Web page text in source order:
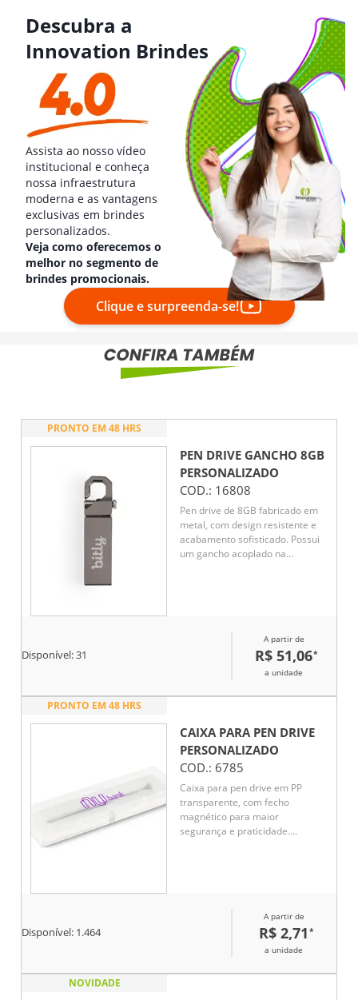
Descubra a
Innovation Brindes
Assista ao nosso vídeo
institucional e conheça
nossa infraestrutura
moderna e as vantagens
exclusivas em brindes
personalizados.
Veja como oferecemos o
melhor no segmento de
brindes promocionais.
Clique e surpreenda-se!
PRONTO EM 48 HRS
PEN DRIVE GANCHO 8GB
PERSONALIZADO
COD.: 16808
Pen drive de 8GB fabricado em
metal, com design resistente e
acabamento sofisticado. Possui
um gancho acoplado na
funcional para brindes
Disponível:31
A partir de
R$ 51,06*
a unidade
PRONTO EM 48 HRS
CAIXA PARA PEN DRIVE
PERSONALIZADO
COD.: 6785
Caixa para pen drive em PP
transparente, com fecho
magnético para maior
segurança e praticidade.
Disponível: 1.464
A partir de
R$ 2,71 *
a unidade
NOVIDADE